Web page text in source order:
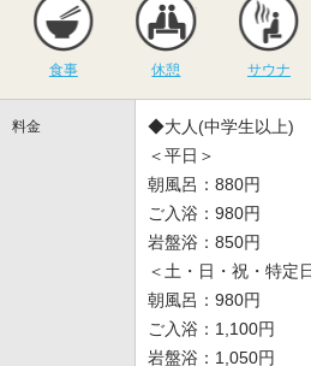
食事 休憩 サウナ
料金
◆大人(中学生以上)
＜平日＞
朝風呂：880円
ご入浴：980円
岩盤浴：850円
＜土・日・祝・特定
朝風呂：980円
ご入浴：1,100円
岩盤浴：1,050円